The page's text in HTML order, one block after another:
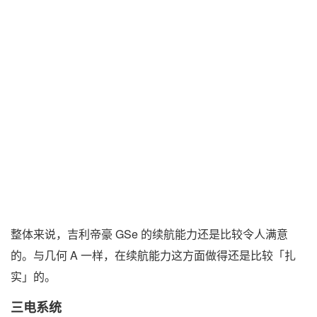
整体来说，吉利帝豪 GSe 的续航能力还是比较令人满意
的。与几何 A 一样，在续航能力这方面做得还是比较「扎
实」的。
三电系统